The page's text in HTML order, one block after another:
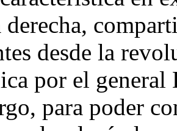
derecha,
desde la
por el general
para poder